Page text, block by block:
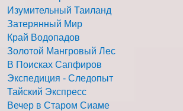
Изумительный Таиланд
Затерянный Мир
Край Водопадов
Золотой Мангровый Лес
В Поисках Сапфиров
Экспедиция - Следопыт
Тайский Экспресс
Вечер в Старом Сиаме